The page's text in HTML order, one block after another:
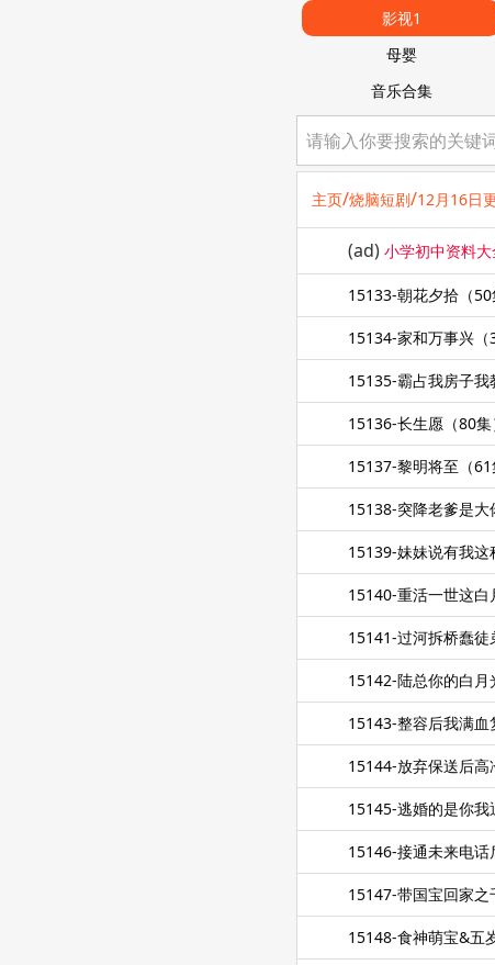
影视1
母婴
音乐合集
主页/烧脑短剧/12月16日
(ad)小学初中资料
15133-朝花夕拾（
15134-家和万事兴（
15135-霸占我房子我
15136-长生愿（80
15137-黎明将至（
15138-突降老爹是大
15139-妹妹说有我这
15140-重活一世这白
15141-过河拆桥蠢徒
15142-陆总你的白
15143-整容后我满血
15144-放弃保送后高
15145-逃婚的是你我
15146-接通未来电
15147-带国宝回家之
15148-食神萌宝&五